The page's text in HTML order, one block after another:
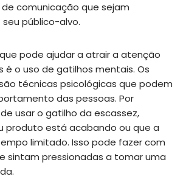
comunicação que sejam
público-alvo.
pode ajudar a atrair a atenção
é o uso de gatilhos mentais. Os
técnicas psicológicas que podem
das pessoas. Por
usar o gatilho da escassez,
produto está acabando ou que a
limitado. Isso pode fazer com
sintam pressionadas a tomar uma